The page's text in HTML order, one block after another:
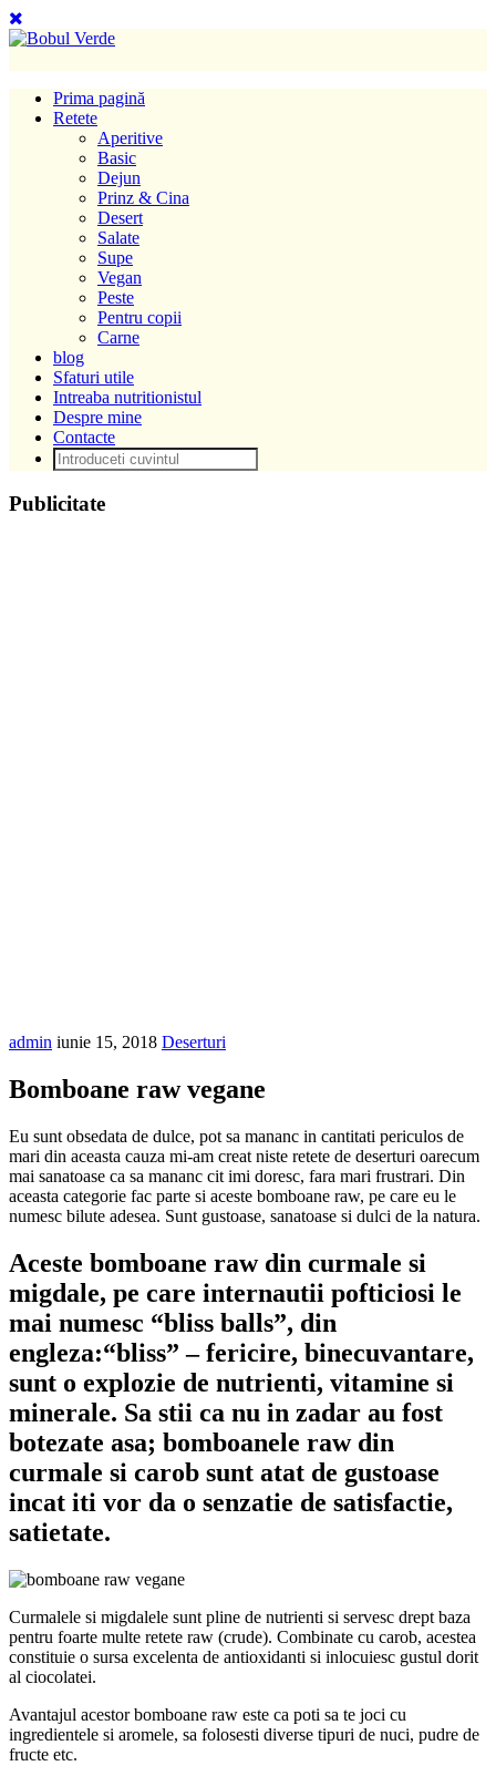
Prima pagină
Retete
Aperitive
Basic
Dejun
Prinz & Cina
Desert
Salate
Supe
Vegan
Peste
Pentru copii
Carne
blog
Sfaturi utile
Intreaba nutritionistul
Despre mine
Contacte
Publicitate
admin iunie 15, 2018 Deserturi
Bomboane raw vegane
Eu sunt obsedata de dulce, pot sa mananc in cantitati periculos de
mari din aceasta cauza mi-am creat niste retete de deserturi oarecum
mai sanatoase ca sa mananc cit imi doresc, fara mari frustrari. Din
aceasta categorie fac parte si aceste bomboane raw, pe care eu le
numesc bilute adesea. Sunt gustoase, sanatoase si dulci de la natura.
Aceste bomboane raw din curmale si
migdale, pe care internautii pofticiosi le
mai numesc “bliss balls”, din
engleza:“bliss” – fericire, binecuvantare,
sunt o explozie de nutrienti, vitamine si
minerale. Sa stii ca nu in zadar au fost
botezate asa; bomboanele raw din
curmale si carob sunt atat de gustoase
incat iti vor da o senzatie de satisfactie,
satietate.
Curmalele si migdalele sunt pline de nutrienti si servesc drept baza
pentru foarte multe retete raw (crude). Combinate cu carob, acestea
constituie o sursa excelenta de antioxidanti si inlocuiesc gustul dorit
al ciocolatei.
Avantajul acestor bomboane raw este ca poti sa te joci cu
ingredientele si aromele, sa folosesti diverse tipuri de nuci, pudre de
fructe etc.